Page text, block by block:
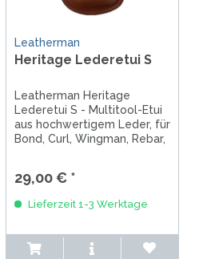
Leatherman
Heritage Lederetui S
Leatherman Heritage
Lederetui S - Multitool-Etui
aus hochwertigem Leder, für
Bond, Curl, Wingman, Rebar,
cm x 3,43 cm x 17,14 cm,
29,00 € *
Lieferzeit 1-3 Werktage